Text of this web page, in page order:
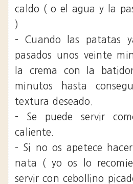
caldo ( o el agua y la
)
- Cuando las patatas
pasados unos veinte
la crema con la
minutos hasta
textura deseado.
- Se puede servir
caliente.
- Si no os apetece
nata ( yo os lo
servir con cebollino